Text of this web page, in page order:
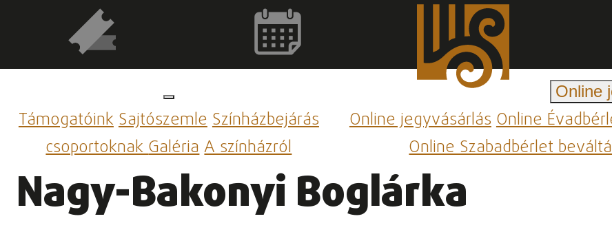
TámogatóinkSajtószemleSzínházbejárás
csoportoknakGalériaA színházról
Online
Online jegyvásárlásOnline
Online Szabadbérlet
Nagy-Bakonyi Boglárka